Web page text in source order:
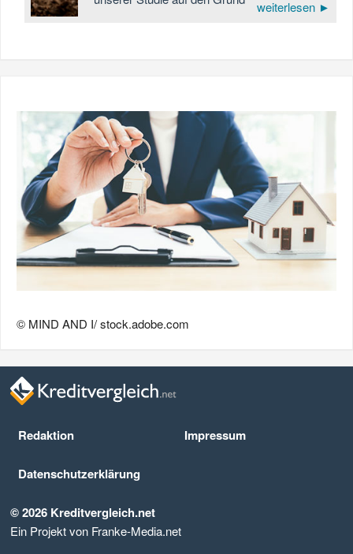
weiterlesen ►
© MIND AND I/ stock.adobe.com
Redaktion Impressum
Datenschutz­erklärung
© 2026 Kreditvergleich.net
Ein Projekt von Franke-Media.net